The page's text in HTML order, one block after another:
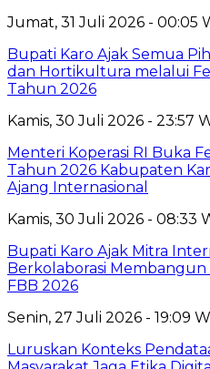
Jumat, 31 Juli 2026 - 00:05
Bupati Karo Ajak Semua
dan Hortikultura melalui
Tahun 2026
Kamis, 30 Juli 2026 - 23:57
Menteri Koperasi RI Buka
Tahun 2026 Kabupaten
Ajang Internasional
Kamis, 30 Juli 2026 - 08:33
Bupati Karo Ajak Mitra
Berkolaborasi Membangun
FBB 2026
Senin, 27 Juli 2026 - 19:09
Luruskan Konteks